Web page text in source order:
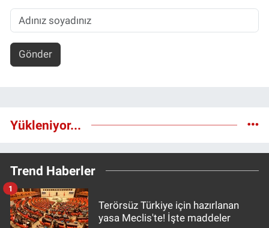
Gönder
Yükleniyor...
Trend Haberler
Terörsüz Türkiye için hazırlanan
yasa Meclis'te! İşte maddeler
1